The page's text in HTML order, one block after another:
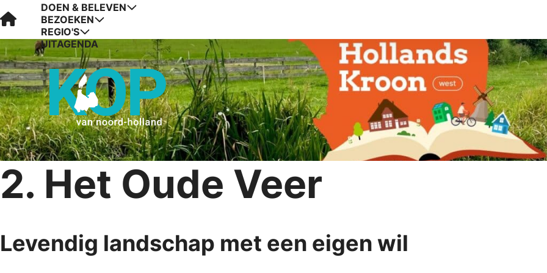
Visit Kop van Holland
DOEN & BELEVEN
BEZOEKEN
REGIO'S
UITAGENDA
2. Het Oude Veer
Levendig landschap met een eigen wil